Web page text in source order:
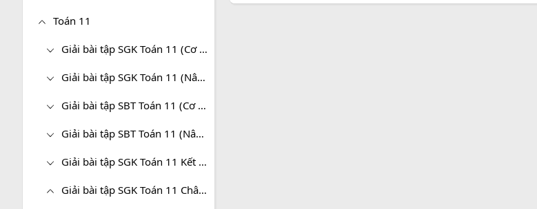
Toán 11
Giải bài tập SGK Toán 11 (Cơ bản)
Giải bài tập SGK Toán 11 (Nâng cao)
Giải bài tập SBT Toán 11 (Cơ bản)
Giải bài tập SBT Toán 11 (Nâng cao)
Giải bài tập SGK Toán 11 Kết nối tri thức
Giải bài tập SGK Toán 11 Chân trời sáng tạo